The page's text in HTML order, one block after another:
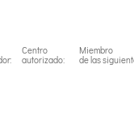
Centro
autorizado:
Miembro
de las